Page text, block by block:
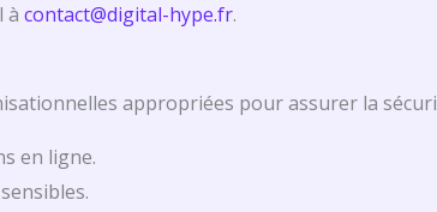
à contact@digital-hype.fr.
appropriées pour assurer la
en ligne.